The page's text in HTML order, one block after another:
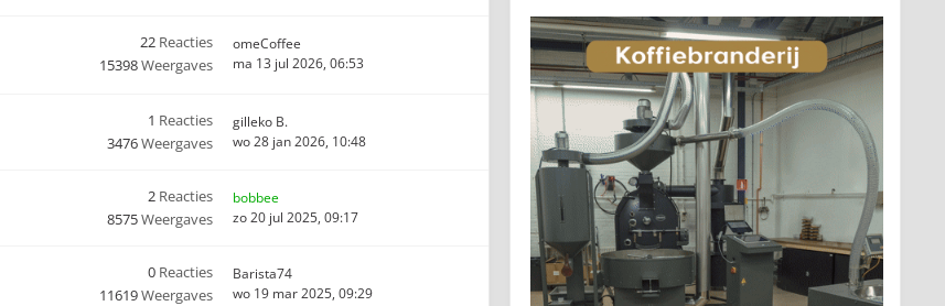
22 Reacties
15398Weergaves
omeCoffee
ma 13 jul 2026, 06:53
1 Reacties
3476Weergaves
gilleko B.
wo 28 jan 2026, 10:48
2 Reacties
8575Weergaves
bobbee
zo 20 jul 2025, 09:17
0 Reacties
11619Weergaves
Barista74
wo 19 mar 2025, 09:29